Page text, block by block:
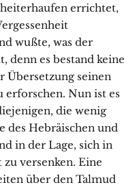
errichtet,
wußte, was der
denn es bestand keine
Übersetzung seinen
erforschen. Nun ist es
die wenig
des Hebräischen und
in der Lage, sich in
versenken. Eine
über den Talmud